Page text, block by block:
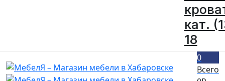
кат.
18
0
Всего